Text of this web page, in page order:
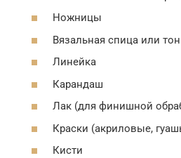
Ножницы
Вязальная спица или
Линейка
Карандаш
Лак (для финишной
Краски (акриловые,
Кисти